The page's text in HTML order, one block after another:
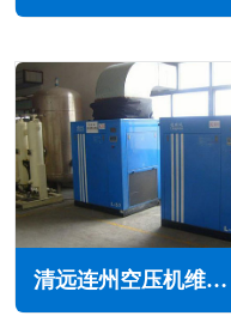
清远连州空压机维修保养